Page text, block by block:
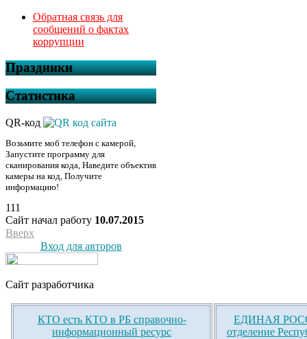
Обратная связь для
сообщений о фактах
коррупции
Праздники
Статистика
QR-код
Возьмите моб телефон с камерой,
Запустите программу для
сканирования кода, Наведите объектив
камеры на код, Получите
информацию!
111
Сайт начал работу 10.07.2015
Вверх
Вход для авторов
Сайт разработчика
КТО есть КТО в РБ справочно-
информационный ресурс
ЕДИНАЯ
отделение